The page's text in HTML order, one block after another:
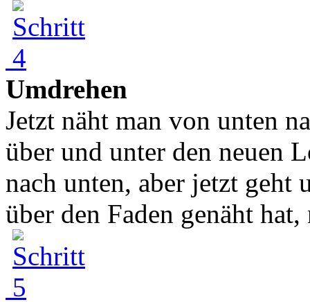
Umdrehen
Jetzt näht man von unten
über und unter den neuen
nach unten, aber jetzt geht
über den Faden genäht hat,